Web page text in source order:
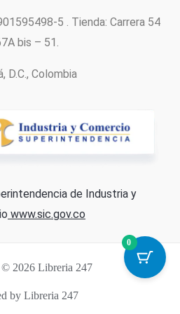
5 . Tienda: Carrera 54
bis – 51.
D.C., Colombia
de Industria y
www.sic.gov.co
2026 Libreria 247
by Libreria 247
0